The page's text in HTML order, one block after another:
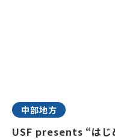
中部地方
USF presents “はじ